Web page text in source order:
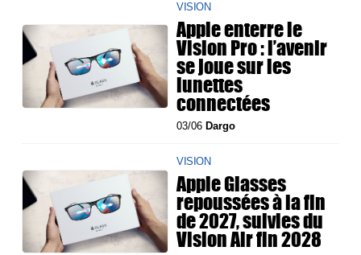
VISION
Apple enterre le
Vision Pro : l’avenir
se joue sur les
lunettes
connectées
03/06 Dargo
VISION
Apple Glasses
repoussées à la fin
de 2027, suivies du
Vision Air fin 2028